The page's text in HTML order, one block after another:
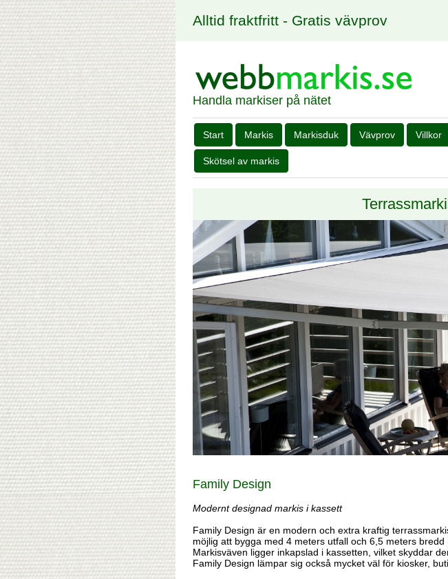
Alltid fraktfritt - Gratis vävprov
Handla markiser på nätet
Start Markis Markisduk Vävprov Villkor
Skötsel av markis
Family Design
Modernt designad markis i kassett
Family Design är en modern och extra kraftig
möjlig att bygga med 4 meters utfall och 6,5 meters
Markisväven ligger inkapslad i kassetten, vilket skyddar
Family Design lämpar sig också mycket väl för kiosker,